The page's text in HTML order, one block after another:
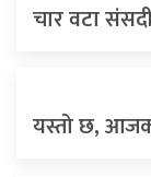
चार वटा
यस्तो छ,